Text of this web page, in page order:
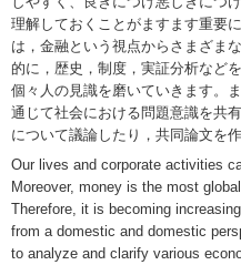
理解しておくことがますます重要
は，金融という視点からさまざま
的に，歴史，制度，実証分析など
個々人の見識を磨いていきます。
通じて社会における問題意識を共
について議論したり，共同論文を作
Our lives and corporate activities
Moreover, money is the most
Therefore, it is becoming
from a domestic and domestic
to analyze and clarify various